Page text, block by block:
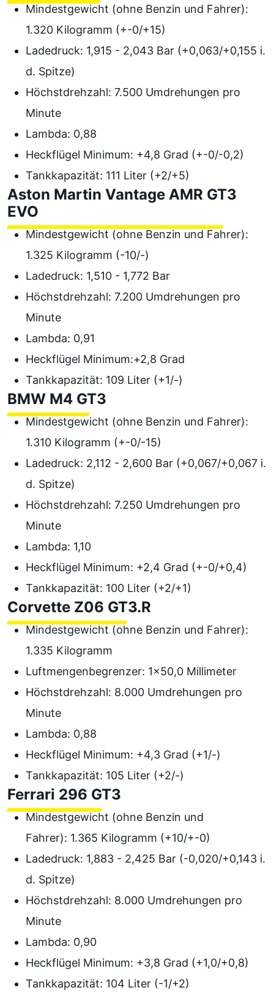
Mindestgewicht (ohne Benzin und Fahrer):
1.320 Kilogramm (+-0/+15)
Ladedruck: 1,915 - 2,043 Bar (+0,063/+0,155 i.
d. Spitze)
Höchstdrehzahl: 7.500 Umdrehungen pro
Minute
Lambda: 0,88
Heckflügel Minimum: +4,8 Grad (+-0/-0,2)
Tankkapazität: 111 Liter (+2/+5)
Aston Martin Vantage AMR GT3
EVO
Mindestgewicht (ohne Benzin und Fahrer):
1.325 Kilogramm (-10/-)
Ladedruck: 1,510 - 1,772 Bar
Höchstdrehzahl: 7.200 Umdrehungen pro
Minute
Lambda: 0,91
Heckflügel Minimum:+2,8 Grad
Tankkapazität: 109 Liter (+1/-)
BMW M4 GT3
Mindestgewicht (ohne Benzin und Fahrer):
1.310 Kilogramm (+-0/-15)
Ladedruck: 2,112 - 2,600 Bar (+0,067/+0,067 i.
d. Spitze)
Höchstdrehzahl: 7.250 Umdrehungen pro
Minute
Lambda: 1,10
Heckflügel Minimum: +2,4 Grad (+-0/+0,4)
Tankkapazität: 100 Liter (+2/+1)
Corvette Z06 GT3.R
Mindestgewicht (ohne Benzin und Fahrer):
1.335 Kilogramm
Luftmengenbegrenzer: 1x50,0 Millimeter
Höchstdrehzahl: 8.000 Umdrehungen pro
Minute
Lambda: 0,88
Heckflügel Minimum: +4,3 Grad (+1/-)
Tankkapazität: 105 Liter (+2/-)
Ferrari 296 GT3
Mindestgewicht (ohne Benzin und
Fahrer): 1.365 Kilogramm (+10/+-0)
Ladedruck: 1,883 - 2,425 Bar (-0,020/+0,143 i.
d. Spitze)
Höchstdrehzahl: 8.000 Umdrehungen pro
Minute
Lambda: 0,90
Heckflügel Minimum: +3,8 Grad (+1,0/+0,8)
Tankkapazität: 104 Liter (-1/+2)